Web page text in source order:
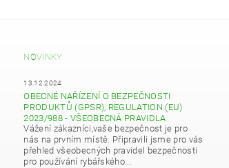
NOVINKY
13.12.2024
OBECNÉ NAŘÍZENÍ O BEZPEČNOSTI
PRODUKTŮ (GPSR), REGULATION (EU)
2023/988 - VŠEOBECNÁ PRAVIDLA
Vážení zákazníci,vaše bezpečnost je pro
nás na prvním místě. Připravili jsme pro vás
přehled všeobecných pravidel bezpečnosti
pro používání rybářského...